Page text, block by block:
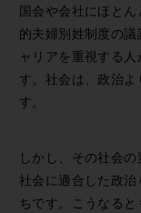
国会や会社にほと
的夫婦別姓制度の
ャリアを重視する
す。社会は、政治
す。
しかし、その社会
社会に適合した政
ちです。こうなる